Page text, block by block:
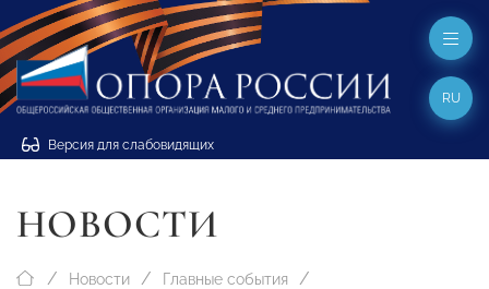
Версия для слабовидящих
RU
НОВОСТИ
Новости Главные события